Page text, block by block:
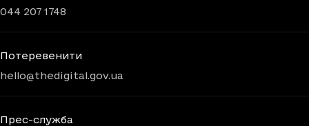
044 207 1748
Потеревенити
hello@thedigital.gov.ua
Прес-служба